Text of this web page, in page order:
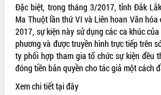
Đặc biệt, trong tháng 3/2017, tỉnh Đắk
Ma Thuột lần thứ VI và Liên hoan Văn hóa
2017, sự kiện này sử dụng các ca khúc
phương và được truyền hình trực tiếp trên
ty phối hợp tham gia tổ chức sự kiện đều
đóng tiền bản quyền cho tác giả một cách
Xem chi tiếttại đây